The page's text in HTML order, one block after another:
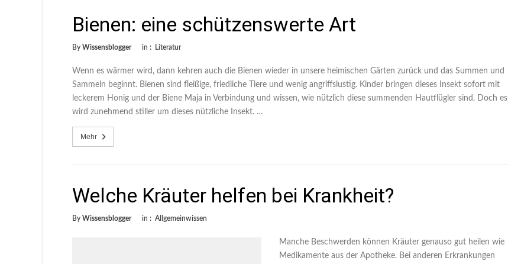
Bienen: eine schützenswerte Art
By Wissensblogger in : Literatur
Wenn es wärmer wird, dann kehren auch die Bienen wieder in unsere heimischen Gärten zurück und das Summen und
Sammeln beginnt. Bienen sind fleißige, friedliche Tiere und wenig angriffslustig. Kinder bringen dieses Insekt sofort mit
leckerem Honig und der Biene Maja in Verbindung und wissen, wie nützlich diese summenden Hautflügler sind. Doch es
wird zunehmend stiller um dieses nützliche Insekt. …
Mehr
Welche Kräuter helfen bei Krankheit?
By Wissensblogger in : Allgemeinwissen
Manche Beschwerden können Kräuter genauso gut heilen wie
Medikamente aus der Apotheke. Bei anderen Erkrankungen